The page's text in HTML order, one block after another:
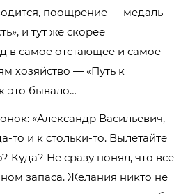
поощрение — медаль
и тут же скорее
в самое отстающее и самое
хозяйство — «Путь к
это бывало…
«Александр Васильевич,
то и к стольки-то. Вылетайте
Куда? Не сразу понял, что всё
запаса. Желания никто не